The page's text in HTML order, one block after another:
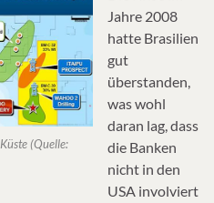
(Quelle:
Jahre 2008
hatte Brasilien
gut
überstanden,
was wohl
daran lag, dass
die Banken
nicht in den
USA involviert